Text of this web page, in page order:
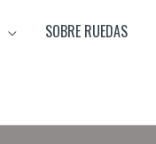
SOBRE RUEDAS